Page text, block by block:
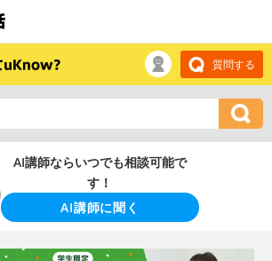
質問する
AI講師ならいつでも相談可能で
す！
AI講師に聞く